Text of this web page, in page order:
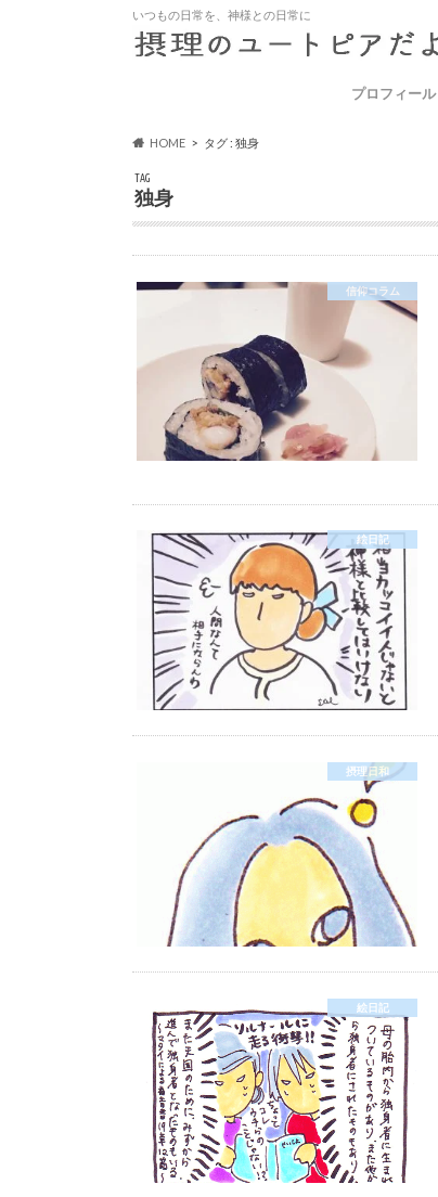
いつもの日常を、神様との日常に
プロフィール
HOME タグ : 独身
TAG
独身
信仰コラム
絵日記
摂理日和
絵日記